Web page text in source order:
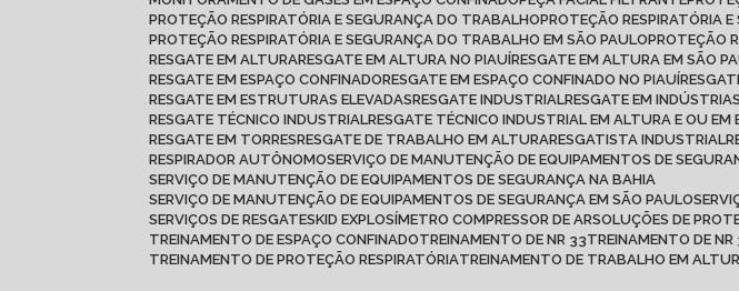
PROTEÇÃO RESPIRATÓRIA E SEGURANÇA DO TRABALHO PROTEÇÃO RESPIRATÓRIA
PROTEÇÃO RESPIRATÓRIA E SEGURANÇA DO TRABALHO EM SÃO PAULO PROTEÇÃO
RESGATE EM ALTURA RESGATE EM ALTURA NO PIAUÍ RESGATE EM ALTURA EM SÃO
RESGATE EM ESPAÇO CONFINADO RESGATE EM ESPAÇO CONFINADO NO PIAUÍ
RESGATE EM ESTRUTURAS ELEVADAS RESGATE INDUSTRIAL RESGATE EM
RESGATE TÉCNICO INDUSTRIAL RESGATE TÉCNICO INDUSTRIAL EM ALTURA E OU EM
RESGATE EM TORRES RESGATE DE TRABALHO EM ALTURA RESGATISTA INDUSTRIAL
RESPIRADOR AUTÔNOMO SERVIÇO DE MANUTENÇÃO DE EQUIPAMENTOS DE
SERVIÇO DE MANUTENÇÃO DE EQUIPAMENTOS DE SEGURANÇA NA BAHIA
SERVIÇO DE MANUTENÇÃO DE EQUIPAMENTOS DE SEGURANÇA EM SÃO PAULO
SERVIÇOS DE RESGATE SKID EXPLOSÍMETRO COMPRESSOR DE AR SOLUÇÕES DE
TREINAMENTO DE ESPAÇO CONFINADO
TREINAMENTO DE NR 33 TREINAMENTO DE NR
TREINAMENTO DE PROTEÇÃO RESPIRATÓRIA
TREINAMENTO DE TRABALHO EM